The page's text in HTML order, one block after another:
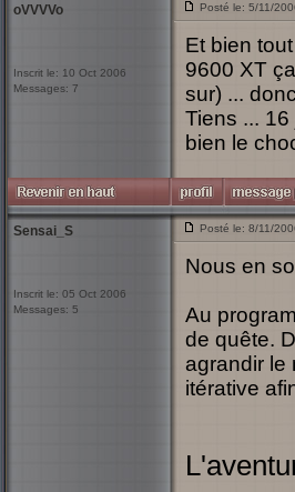
oVVVVo
Inscrit le: 10 Oct 2006
Messages: 7
Posté le: 5/11/
Et bien
9600 XT
sur) ...
Tiens ...
bien le
Sensai_S
Inscrit le: 05 Oct 2006
Messages: 5
Posté le: 8/11/
Nous en
Au
de quête.
agrandir le
itérative